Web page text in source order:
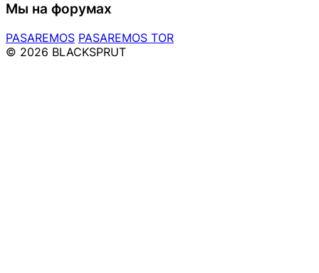
Мы на форумах
PASAREMOS PASAREMOS TOR
© 2026 BLACKSPRUT